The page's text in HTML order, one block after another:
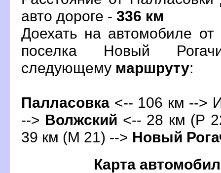
авто дороге - 336 км
Доехать на автомобиле
поселка Новый
следующему маршруту:
Палласовка <-- 106 км -->
--> олжский <-- 28 км (Р
39 км (М 21) --> Новый
Карта